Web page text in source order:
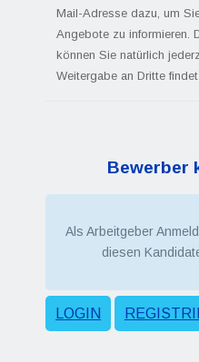
Mail-Adresse dazu, um
Angebote zu informieren.
können Sie natürlich
Weitergabe an Dritte
Bewerber
Als Arbeitgeber
diesen
LOGIN